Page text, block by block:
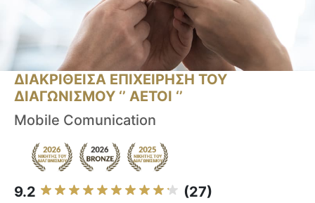
ΔΙΑΚΡΙΘΕΙΣΑ ΕΠΙΧΕΙΡΗΣΗ ΤΟΥ
ΔΙΑΓΩΝΙΣΜΟΥ ‘’ ΑΕΤΟΙ ‘’
Mobile Comunication
9.2 (27)